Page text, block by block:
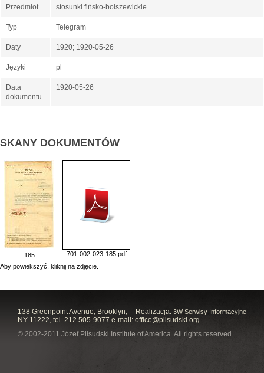
Przedmiot stosunki fińsko-bolszewickie
Typ Telegram
Daty 1920; 1920-05-26
Języki pl
Data
dokumentu
1920-05-26
SKANY DOKUMENTÓW
185
701-002-023-185.pdf
Aby powiekszyć, kliknij na zdjęcie.
Realizacja: 3W Serwisy Informacyjne
138 Greenpoint Avenue, Brooklyn,
NY 11222, tel. 212 505-9077 e-mail: office@pilsudski.org
© 2002-2011 Józef Piłsudski Institute of America. All rights reserved.